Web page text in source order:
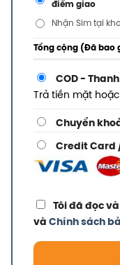
điểm giao
Nhận Sim tại
Tổng cộng (Đã bao
COD -
Trả tiền mặt
Chuyển
Credit Card
Tôi đã đọc
và Chính sách